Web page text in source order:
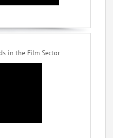
in the Film Sector